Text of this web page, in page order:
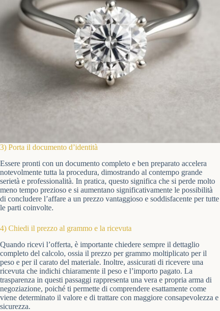
3) Porta il documento d’identità
Essere pronti con un documento completo e ben preparato accelera
notevolmente tutta la procedura, dimostrando al contempo grande
serietà e professionalità. In pratica, questo significa che si perde molto
meno tempo prezioso e si aumentano significativamente le possibilità
di concludere l’affare a un prezzo vantaggioso e soddisfacente per tutte
le parti coinvolte.
4) Chiedi il prezzo al grammo e la ricevuta
Quando ricevi l’offerta, è importante chiedere sempre il dettaglio
completo del calcolo, ossia il prezzo per grammo moltiplicato per il
peso e per il carato del materiale. Inoltre, assicurati di ricevere una
ricevuta che indichi chiaramente il peso e l’importo pagato. La
trasparenza in questi passaggi rappresenta una vera e propria arma di
negoziazione, poiché ti permette di comprendere esattamente come
viene determinato il valore e di trattare con maggiore consapevolezza e
sicurezza.